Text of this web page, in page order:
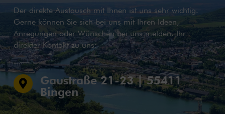
Der direkte Austausch mit Ihnen ist uns sehr wichtig.
Gerne können Sie sich bei uns mit Ihren Ideen,
Anregungen oder Wünschen bei uns melden. Ihr
direkter Kontakt zu uns:

Gaustraße 21-23 | 55411
Bingen